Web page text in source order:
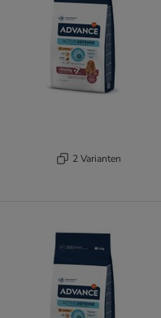
2 Varianten